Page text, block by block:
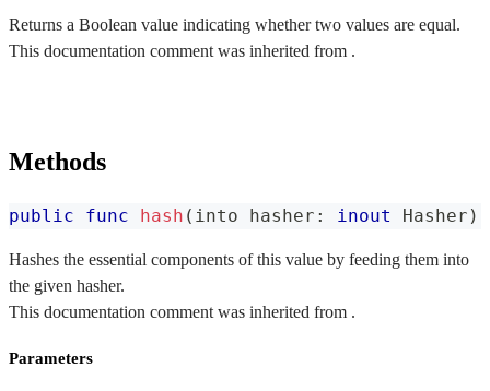
Returns a Boolean value indicating whether two values are equal.
This documentation comment was inherited from .
Methods
public func hash ( into hasher : inout Hasher )
Hashes the essential components of this value by feeding them into
the given hasher.
This documentation comment was inherited from .
Parameters